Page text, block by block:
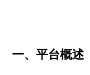
一、平台概述